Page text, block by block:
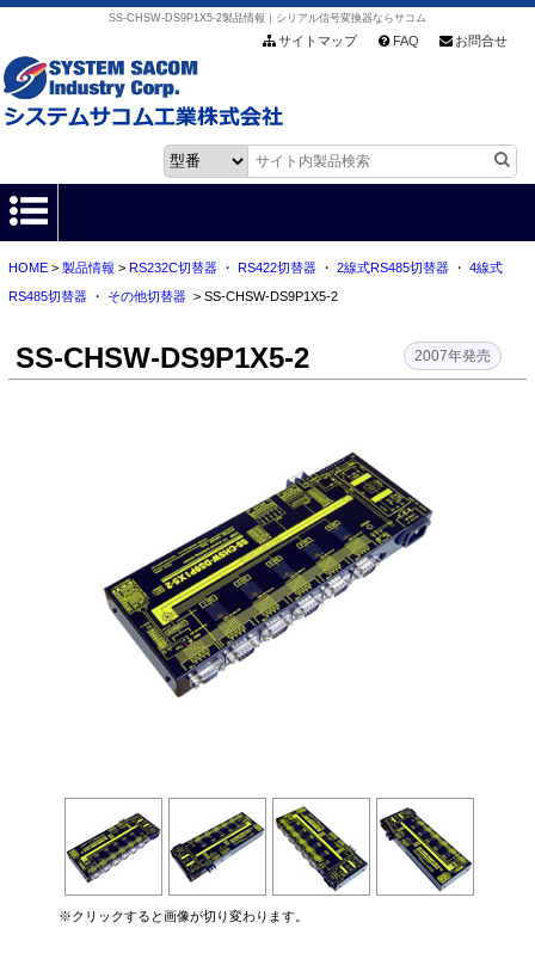
SS-CHSW-DS9P1X5-2製品情報｜シリアル信号変換器ならサコム
サイトマップ FAQ お問合せ
HOME
各種ダウンロード
会社情報
お問い合わせ
HOME> 製品情報 > RS232C切替器・ RS422切替器・ 2線式RS485切替器・ 4線式
RS485切替器・ その他切替器> SS-CHSW-DS9P1X5-2
SS-CHSW-DS9P1X5-2 2007年発売
※クリックすると画像が切り変わります。